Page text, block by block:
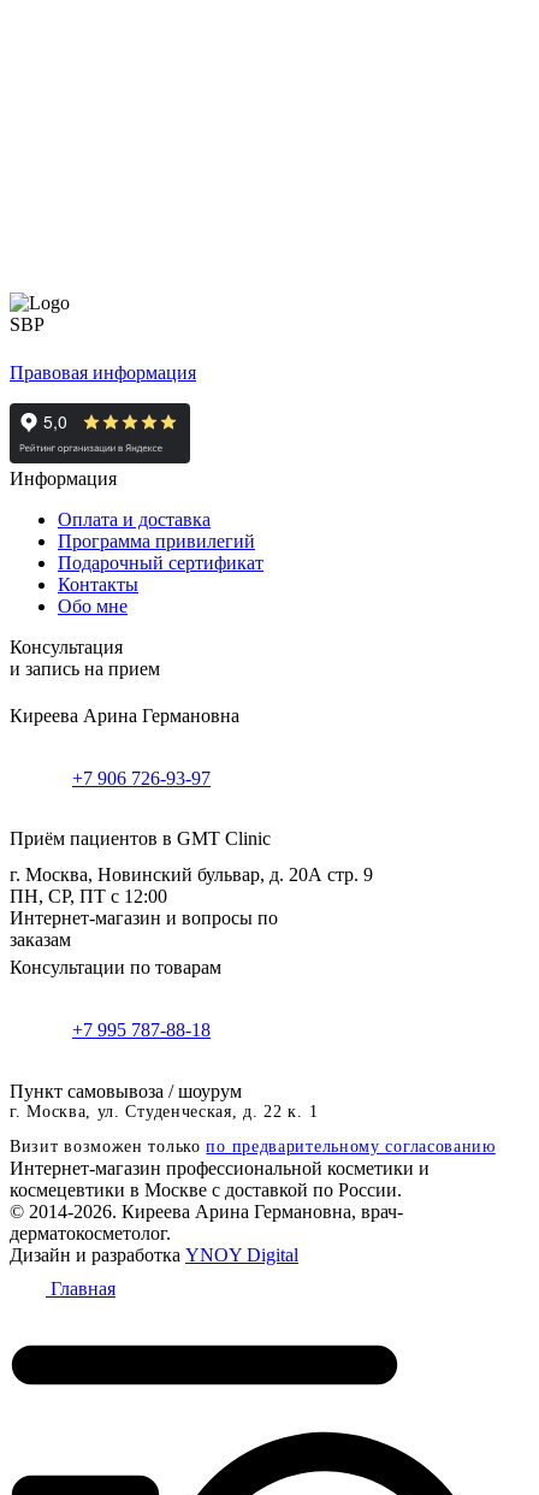
Правовая информация
Информация
Оплата и доставка
Программа привилегий
Подарочный сертификат
Контакты
Обо мне
Консультация
и запись на прием
Киреева Арина Германовна
+7 906 726-93-97
Приём пациентов в GMT Clinic
г. Москва, Новинский бульвар, д. 20А стр. 9
ПН, СР, ПТ с 12:00
Интернет-магазин и вопросы по
заказам
Консультации по товарам
+7 995 787-88-18
Пункт самовывоза / шоурум
г. Москва, ул. Студенческая, д. 22 к. 1
Визит возможен толькопо предварительному согласованию
Интернет-магазин профессиональной косметики и
космецевтики в Москве с доставкой по России.
© 2014-2026. Киреева Арина Германовна, врач-
дерматокосметолог.
Дизайн и разработка YNOY Digital
Главная